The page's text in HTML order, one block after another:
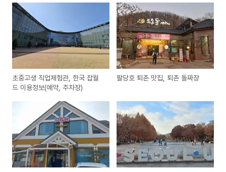
초중고생 직업체험관, 한국 잡월
드 이용정보(예약, 주차장)
팔당호 퇴촌 맛집, 퇴촌 돌짜장